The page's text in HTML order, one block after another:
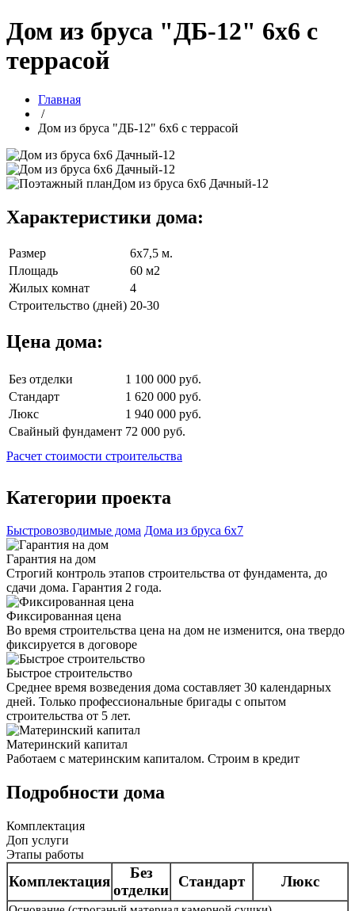
Дом из бруса "ДБ-12" 6х6 с
террасой
Главная
/
Дом из бруса "ДБ-12" 6х6 с террасой
Характеристики дома:
Размер
6х7,5 м.
Площадь
60 м2
Жилых комнат
4
Строительство (дней) 20-30
Цена дома:
Без отделки
1 100 000 руб.
Стандарт
1 620 000 руб.
Люкс
1 940 000 руб.
Свайный фундамент 72 000 руб.
Расчет стоимости строительства
Категории проекта
Быстровозводимые дома Дома из бруса 6х7
Гарантия на дом
Строгий контроль этапов строительства от фундамента, до
сдачи дома. Гарантия 2 года.
Фиксированная цена
Во время строительства цена на дом не изменится, она твердо
фиксируется в договоре
Быстрое строительство
Среднее время возведения дома составляет 30 календарных
дней. Только профессиональные бригады с опытом
строительства от 5 лет.
Материнский капитал
Работаем с материнским капиталом. Строим в кредит
Подробности дома
Комплектация
Доп услуги
Этапы работы
Комплектация
Без
отделки
Стандарт Люкс